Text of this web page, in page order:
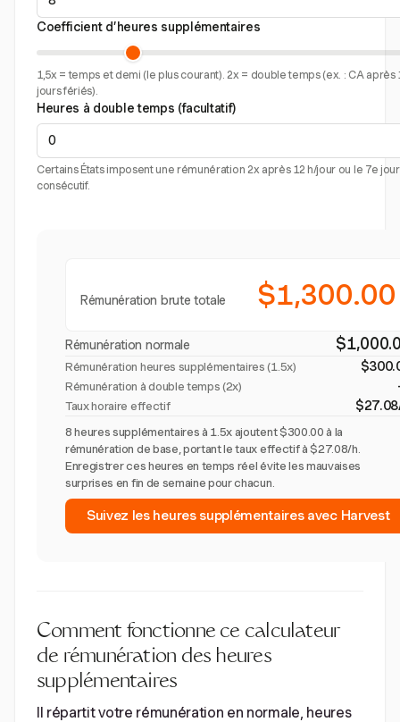
Coefficient d’heures supplémentaires
1,5x = temps et demi (le plus courant). 2x = double temps (ex. : CA après
jours fériés).
Heures à double temps (facultatif)
Certains États imposent une rémunération 2x après 12 h/jour ou le 7e jour
consécutif.
Rémunération brute totale $1,300.00
Rémunération normale
Rémunération heures supplémentaires (1.5x)
Rémunération à double temps (2x)
Taux horaire effectif
8 heures supplémentaires à 1.5x ajoutent $300.00 à la
rémunération de base, portant le taux effectif à $27.08/h.
Enregistrer ces heures en temps réel évite les mauvaises
surprises en fin de semaine pour chacun.
Suivez les heures supplémentaires avec Harvest
Comment fonctionne ce calculateur
de rémunération des heures
supplémentaires
Il répartit votre rémunération en normale, heures